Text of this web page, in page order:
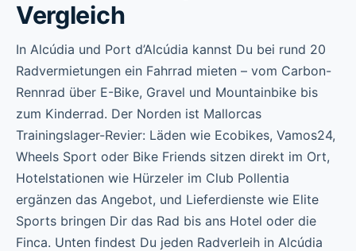
Vergleich
In Alcúdia und Port d’Alcúdia kannst Du bei rund 20
Radvermietungen ein Fahrrad mieten – vom Carbon-
Rennrad über E-Bike, Gravel und Mountainbike bis
zum Kinderrad. Der Norden ist Mallorcas
Trainingslager-Revier: Läden wie Ecobikes, Vamos24,
Wheels Sport oder Bike Friends sitzen direkt im Ort,
Hotelstationen wie Hürzeler im Club Pollentia
ergänzen das Angebot, und Lieferdienste wie Elite
Sports bringen Dir das Rad bis ans Hotel oder die
Finca. Unten findest Du jeden Radverleih in Alcúdia